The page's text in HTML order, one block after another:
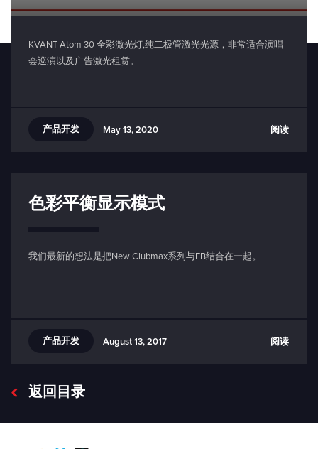
KVANT Atom 30 全彩激光灯,纯二极管激光光源，非常适合演唱
会巡演以及广告激光租赁。
产品开发 May 13, 2020 阅读
色彩平衡显示模式
我们最新的想法是把New Clubmax系列与FB结合在一起。
产品开发 August 13, 2017 阅读
返回目录